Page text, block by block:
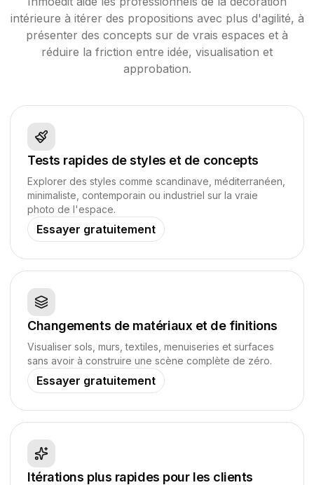
intérieure à itérer des propositions avec plus d'agilité, à
présenter des concepts sur de vrais espaces et à
réduire la friction entre idée, visualisation et
approbation.
Tests rapides de styles et de concepts
Explorer des styles comme scandinave, méditerranéen,
minimaliste, contemporain ou industriel sur la vraie
photo de l'espace.
Essayer gratuitement
Changements de matériaux et de finitions
Visualiser sols, murs, textiles, menuiseries et surfaces
sans avoir à construire une scène complète de zéro.
Essayer gratuitement
Itérations plus rapides pour les clients